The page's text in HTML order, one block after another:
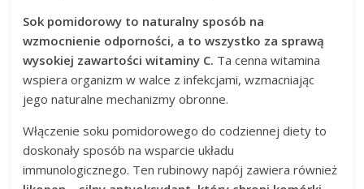
Sok pomidorowy to naturalny sposób na
wzmocnienie odporności, a to wszystko za sprawą
wysokiej zawartości witaminy C. Ta cenna witamina
wspiera organizm w walce z infekcjami, wzmacniając
jego naturalne mechanizmy obronne.
Włączenie soku pomidorowego do codziennej diety to
doskonały sposób na wsparcie układu
immunologicznego. Ten rubinowy napój zawiera również